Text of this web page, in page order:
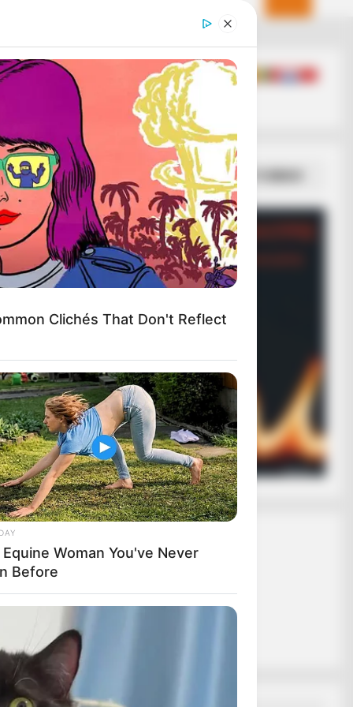
ότι
σε εσάς.
το κουμπί
σας
των
ΣΠΑΜΕ ΤΟ ΜΑΤΡΙΞ – ΤΟ ΒΙΒΛΙΟ
Clichés That Don't Reflect
Woman You've Never
Before